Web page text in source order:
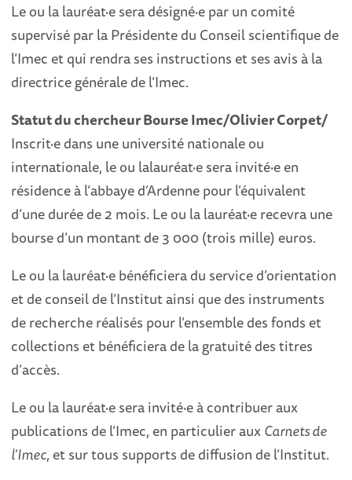
Le ou la lauréat·e sera désigné·e par un comité
supervisé par la Présidente du Conseil scientifique de
l’Imec et qui rendra ses instructions et ses avis à la
directrice générale de l’Imec.
Statut du chercheur Bourse Imec/Olivier Corpet/
Inscrit·e dans une université nationale ou
internationale, le ou lalauréat·e sera invité·e en
résidence à l’abbaye d’Ardenne pour l’équivalent
d’une durée de 2 mois. Le ou la lauréat·e recevra une
bourse d’un montant de 3 000 (trois mille) euros.
Le ou la lauréat·e bénéficiera du service d’orientation
et de conseil de l’Institut ainsi que des instruments
de recherche réalisés pour l’ensemble des fonds et
collections et bénéficiera de la gratuité des titres
d’accès.
Le ou la lauréat·e sera invité·e à contribuer aux
publications de l’Imec, en particulier auxCarnets de
l’Imec, et sur tous supports de diffusion de l’Institut.